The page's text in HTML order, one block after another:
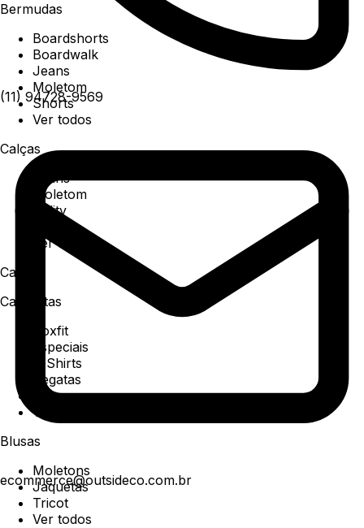
(11) 94728-9569
ecommerce@outsideco.com.br
Bermudas
Boardshorts
Boardwalk
Jeans
Moletom
Shorts
Ver todos
Calças
Jeans
Moletom
Utility
Ver todos
Camisa
Camisetas
Boxfit
Especiais
T-Shirts
Regatas
Polo
Ver todos
Blusas
Moletons
Jaquetas
Tricot
Ver todos